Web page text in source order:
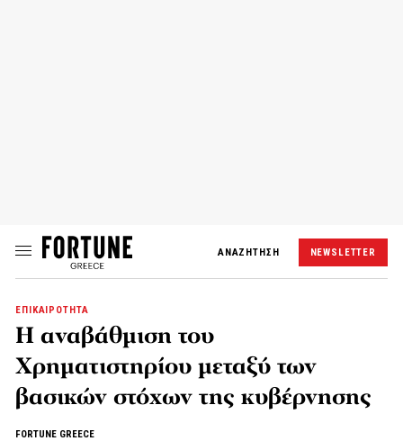
ΑΝΑΖΗΤΗΣΗ NEWSLETTER
ΕΠΙΚΑΙΡΟΤΗΤΑ
Η αναβάθμιση του
Χρηματιστηρίου μεταξύ των
βασικών στόχων της κυβέρνησης
FORTUNE GREECE